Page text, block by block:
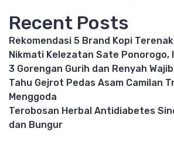
Recent Posts
Rekomendasi 5 Brand Kopi
Nikmati Kelezatan Sate Ponorogo,
3 Gorengan Gurih dan Renyah
Tahu Gejrot Pedas Asam Camilan
Menggoda
Terobosan Herbal Antidiabetes
dan Bungur